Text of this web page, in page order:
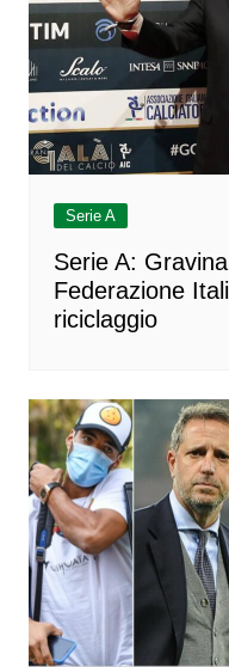
Serie A
Serie A:
Federazione
riciclaggio